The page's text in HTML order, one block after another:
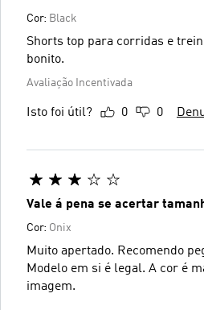
Cor: Black
Shorts top para corridas e
bonito.
Avaliação Incentivada
Isto foi útil? 0 0
Vale á pena se acertar
Cor: Onix
Muito apertado. Recomendo
Modelo em si é legal. A cor é
imagem.